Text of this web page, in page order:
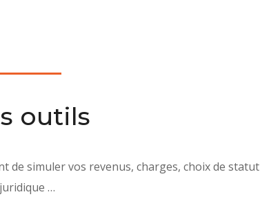
outils
de simuler vos revenus, charges, choix de statut
juridique …